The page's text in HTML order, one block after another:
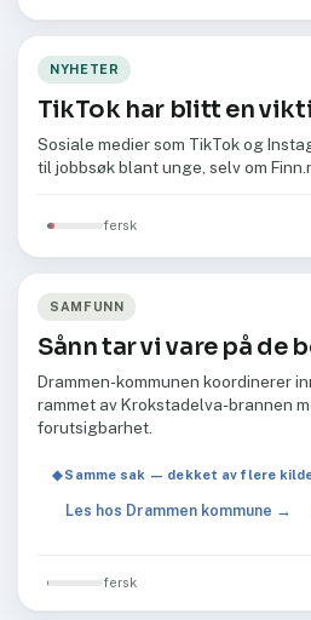
NYHETER
TikTok har blitt en
Sosiale medier som TikTok og
til jobbsøk blant unge, selv om
fersk
SAMFUNN
Sånn tar vi vare på de
Drammen-kommunen koordinerer
rammet av Krokstadelva-brannen
forutsigbarhet.
◆ Samme sak — dekket av flere
Les hos Drammen kommune →
fersk